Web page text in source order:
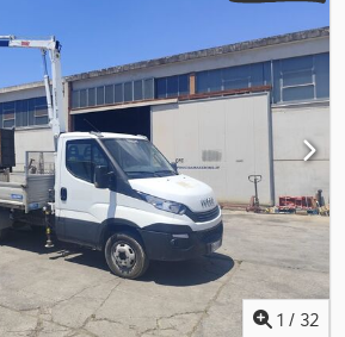
glave
, * Nemačko vozilo * Ruthmann
vlasništva * H-registracija
Sek * Stanje, RĐA vidi slike * Tip k 105 *
* Bočni doseg 7,70 metara * Radna
Izolovana radna korpa * Lisnate opruge *
* Međuosovinsko rastojanje 3.100 mm *
6.500 kg * Masa praznog vozila 4.830 kg
je potrebna nova tehnička inspekcija
ponuditi uslugu naših partnerskih servisa.
BEZ nove tehničke inspekcije (TÜV),
SP, bez nove UVV. Više kamiona
stranici pod Govorno područje: 1 / 32